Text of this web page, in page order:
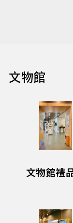
文物館
文物館禮